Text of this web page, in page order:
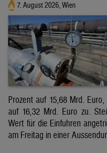
7. August 2026, Wien
Prozent auf 15,68 Mrd.
auf 16,32 Mrd. Euro zu.
Wert für die Einfuhren
am Freitag in einer